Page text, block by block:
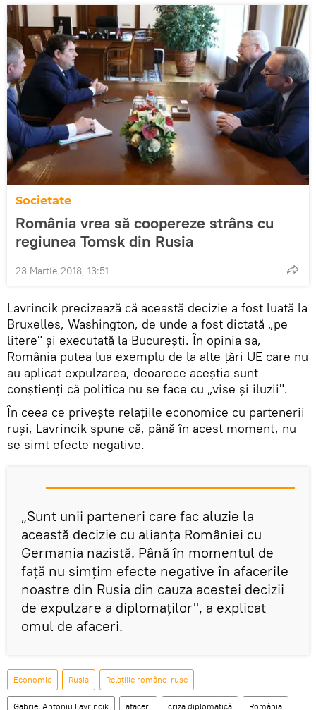
Societate
România vrea să coopereze strâns cu
regiunea Tomsk din Rusia
23 Martie 2018, 13:51
Lavrincik precizează că această decizie a fost luată la
Bruxelles, Washington, de unde a fost dictată „pe
litere" şi executată la Bucureşti. În opinia sa,
România putea lua exemplu de la alte ţări UE care nu
au aplicat expulzarea, deoarece aceştia sunt
conştienţi că politica nu se face cu „vise şi iluzii".
În ceea ce priveşte relaţiile economice cu partenerii
ruşi, Lavrincik spune că, până în acest moment, nu
se simt efecte negative.
„Sunt unii parteneri care fac aluzie la
această decizie cu alianţa României cu
Germania nazistă. Până în momentul de
faţă nu simţim efecte negative în afacerile
noastre din Rusia din cauza acestei decizii
de expulzare a diplomaţilor", a explicat
omul de afaceri.
Economie Rusia Relațiile româno-ruse
Gabriel Antoniu Lavrincik afaceri criza diplomatică România